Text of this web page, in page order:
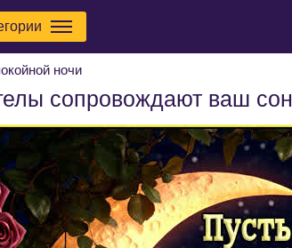
ночи
сопровождают ваш сон